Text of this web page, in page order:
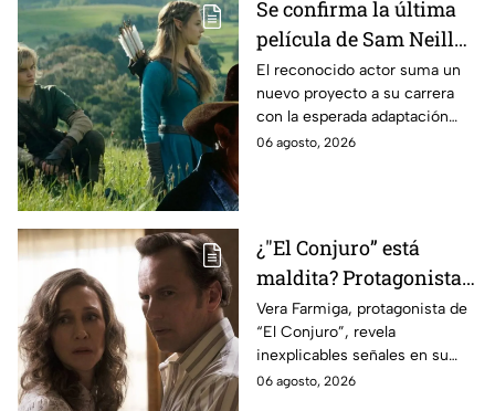
Se confirma la última
película de Sam Neill
antes de morir: esto es
lo que se sabe hasta
ahora
El reconocido actor suma un
nuevo proyecto a su carrera
con la esperada adaptación
cinematográfica del popular
06 agosto, 2026
¿"El Conjuro” está
maldita? Protagonista
revela INQUIETANTES
señales en su cuerpo
durante la grabación de
la película
Vera Farmiga, protagonista de
“El Conjuro”, revela
inexplicables señales en su
cuerpo durante el rodaje de la
06 agosto, 2026